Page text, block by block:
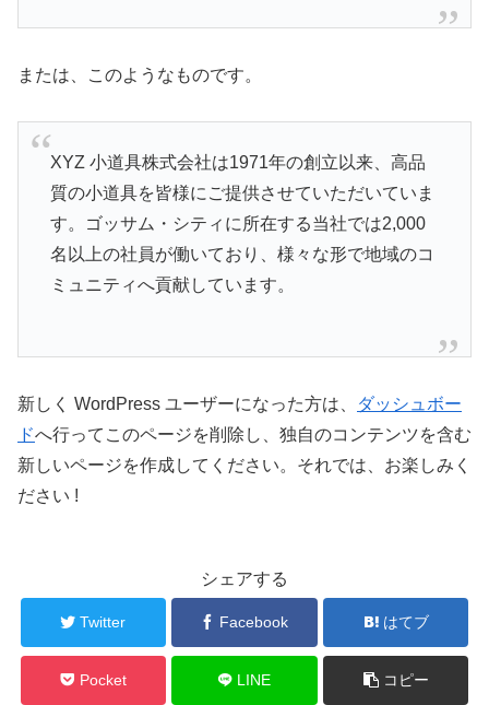
または、このようなものです。
XYZ 小道具株式会社は1971年の創立以来、高品
質の小道具を皆様にご提供させていただいていま
す。ゴッサム・シティに所在する当社では2,000
名以上の社員が働いており、様々な形で地域のコ
ミュニティへ貢献しています。
新しく WordPress ユーザーになった方は、
ダッシュボー
ドへ行ってこのページを削除し、独自のコンテンツを含む
新しいページを作成してください。それでは、お楽しみく
ださい !
シェアする
Twitter Facebook はてブ
Pocket LINE コピー